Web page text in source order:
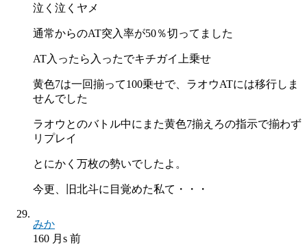
泣く泣くヤメ
通常からのAT突入率が50％切ってました
AT入ったら入ったでキチガイ上乗せ
黄色7は一回揃って100乗せで、ラオウATには移行しま
せんでした
ラオウとのバトル中にまた黄色7揃えろの指示で揃わず
リプレイ
とにかく万枚の勢いでしたよ。
今更、旧北斗に目覚めた私て・・・
みか
160 月s 前